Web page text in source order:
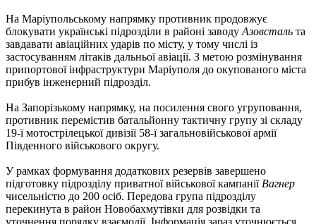
На Маріупольському напрямку противник продовжує
блокувати українські підрозділи в районі заводу Азовсталь та
завдавати авіаційних ударів по місту, у тому числі із
застосуванням літаків дальньої авіації. З метою розмінування
припортової інфраструктури Маріуполя до окупованого міста
прибув інженерний підрозділ.
На Запорізькому напрямку, на посилення свого угруповання,
противник перемістив батальйонну тактичну групу зі складу
19-ї мотострілецької дивізії 58-ї загальновійськової армії
Південного військового округу.
У рамках формування додаткових резервів завершено
підготовку підрозділу приватної військової кампанії Вагнер
чисельністю до 200 осіб. Передова група підрозділу
перекинута в район Новобахмутівки для розвідки та
уточнення порядку взаємодії. Інформація зараз уточнюється.